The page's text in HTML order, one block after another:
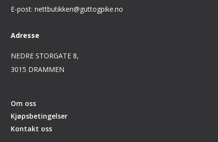
E-post: nettbutikken@guttogpike.no
Adresse
NEDRE STORGATE 8,
3015 DRAMMEN
Om oss
Kjøpsbetingelser
Kontakt oss